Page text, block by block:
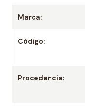
Marca:
Código:
Procedencia: